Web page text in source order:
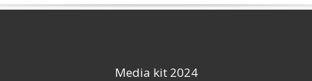
Media kit 2024